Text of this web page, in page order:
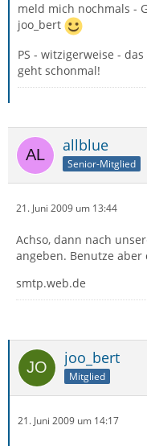
meld mich nochmals -
joo_bert
PS - witzigerweise - das
geht schonmal!
allblue
Senior-Mitglied
21. Juni 2009 um 13:44
Achso, dann nach
angeben. Benutze aber
smtp.web.de
joo_bert
Mitglied
21. Juni 2009 um 14:17